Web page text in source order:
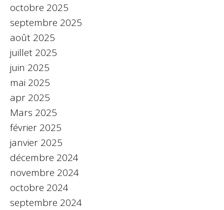
octobre 2025
septembre 2025
août 2025
juillet 2025
juin 2025
mai 2025
apr 2025
Mars 2025
février 2025
janvier 2025
décembre 2024
novembre 2024
octobre 2024
septembre 2024